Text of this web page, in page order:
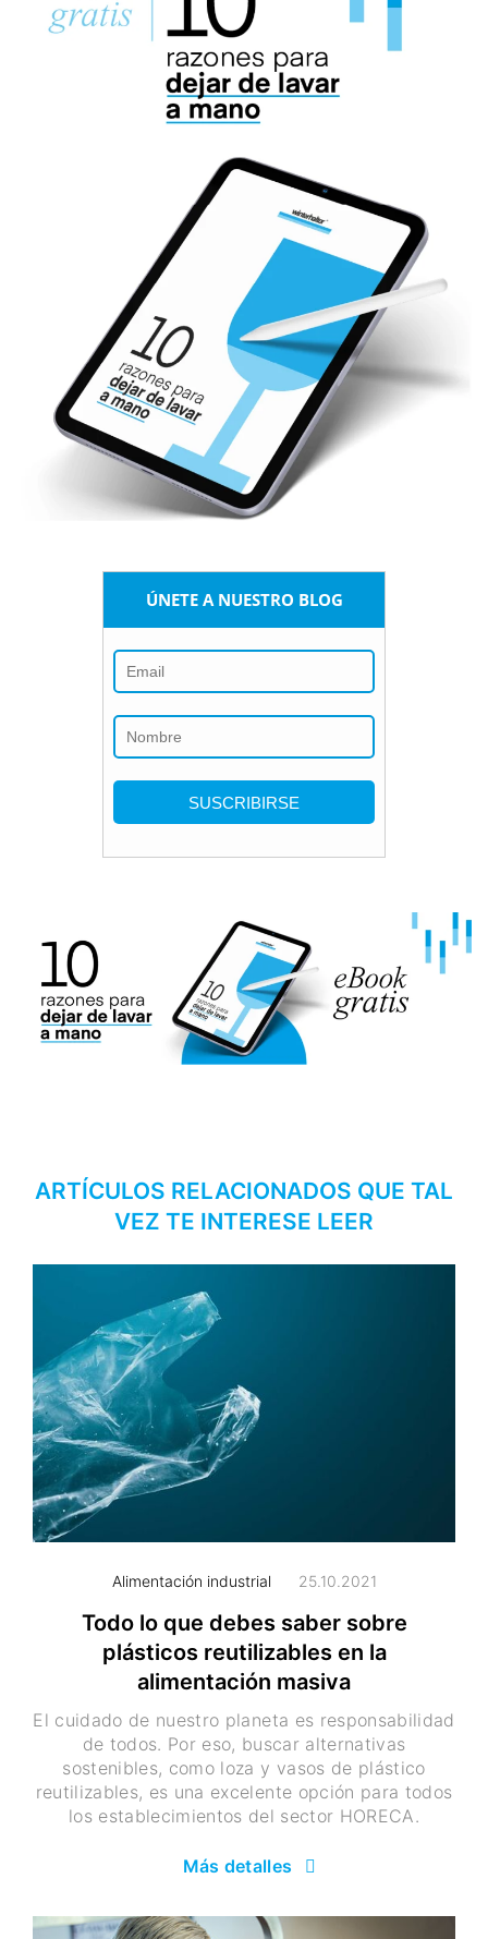
ÚNETE A NUESTRO BLOG
ARTÍCULOS RELACIONADOS QUE TAL
VEZ TE INTERESE LEER
Alimentación industrial 25.10.2021
Todo lo que debes saber sobre
plásticos reutilizables en la
alimentación masiva
El cuidado de nuestro planeta es responsabilidad
de todos. Por eso, buscar alternativas
sostenibles, como loza y vasos de plástico
reutilizables, es una excelente opción para todos
los establecimientos del sector HORECA.
Más detalles